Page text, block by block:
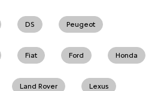
DS Peugeot
Fiat Ford Honda
Land Rover Lexus